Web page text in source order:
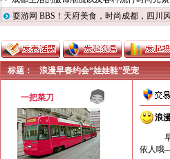
耍游网 BBS！天府美食，时尚成都，四川
标题： 浪漫早春约会“娃娃鞋”受宠
一把菜刀
浪
依人